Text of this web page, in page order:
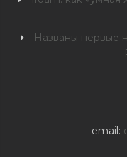
Названы первые
email: